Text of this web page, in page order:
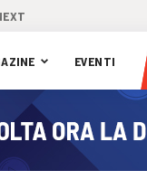
EVENTI